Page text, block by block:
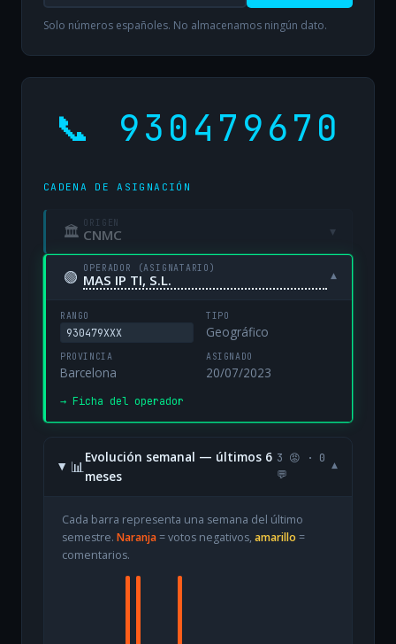
Solo números españoles. No almacenamos ningún dato.
📞 930479670
CADENA DE ASIGNACIÓN
🏛 ORIGEN
CNMC ▾
🟢 OPERADOR (ASIGNATARIO)
MAS IP TI, S.L. ▾
RANGO
930479XXX
TIPO
Geográfico
PROVINCIA
Barcelona
ASIGNADO
20/07/2023
→ Ficha del operador
📊
Evolución semanal — últimos 6
meses
3 😡 · 0
💬
▾
Cada barra representa una semana del último
semestre. Naranja= votos negativos, amarillo =
comentarios.